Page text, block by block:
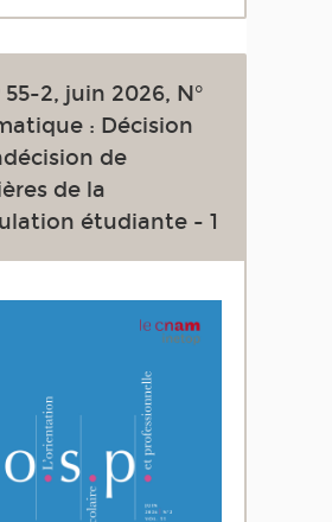
55-2, juin 2026, N°
: Décision
de
de la
étudiante - 1